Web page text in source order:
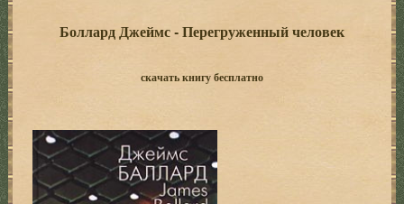
Боллард Джеймс - Перегруженный человек
скачать книгу бесплатно